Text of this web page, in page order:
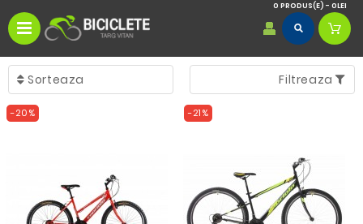
0 PRODUS(E) - 0LEI
Sorteaza
Sortare
Implicit
noi
Filtreaza
-20% -21%